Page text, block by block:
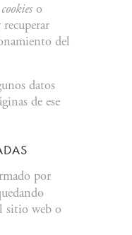
cookies o
del
datos
de ese
por
sitio web o